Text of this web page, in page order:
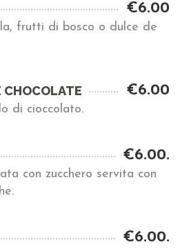
€6.00
frutti di bosco o dulce de
CHOCOLATE €6.00
di cioccolato.
€6.00.
con zucchero servita con
€6.00.